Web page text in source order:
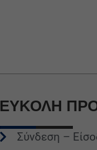
ΕΥΚΟΛΗ
Σύνδεση –